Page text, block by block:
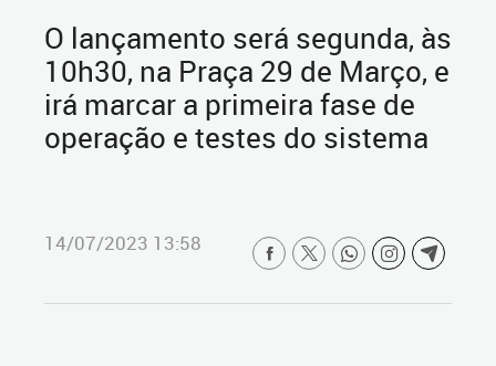
O lançamento será segunda, às
10h30, na Praça 29 de Março, e
irá marcar a primeira fase de
operação e testes do sistema
14/07/2023 13:58